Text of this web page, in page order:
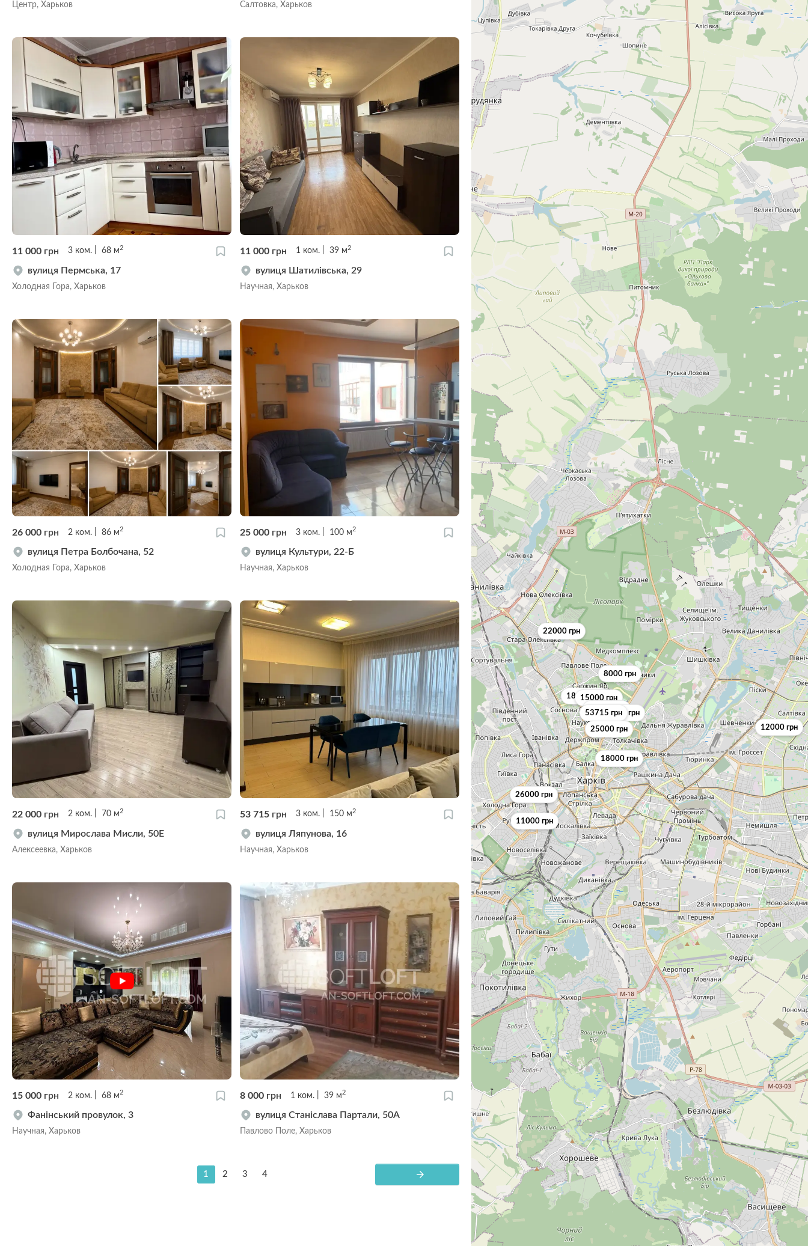
Центр, Харьков Салтовка, Харьков
11 000 грн 3 ком. 68 м 2
вулиця Пермська, 17
Холодная Гора, Харьков
11 000 грн 1 ком. 39 м 2
вулиця Шатилівська, 29
Научная, Харьков
26 000 грн 2 ком. 86 м2
вулиця Петра Болбочана, 52
Холодная Гора, Харьков
25 000 грн 3 ком. 100 м2
вулиця Культури, 22-Б
Научная, Харьков
22 000 грн 2 ком. 70 м 2
вулиця Мирослава Мисли, 50Е
Алексеевка, Харьков
53 715 грн 3 ком. 150 м 2
вулиця Ляпунова, 16
Научная, Харьков
15 000 грн 2 ком. 68 м2
Фанінський провулок, 3
Научная, Харьков
8 000 грн 1 ком. 39 м2
вулиця Станіслава Партали, 50А
Павлово Поле, Харьков
1 2 3 4
18500 грн
15000 грн
15000 грн
18000 грн
11000 грн
8000 грн
53715 грн
22000 грн
12000 грн
26000 грн
25000 грн
11000 грн